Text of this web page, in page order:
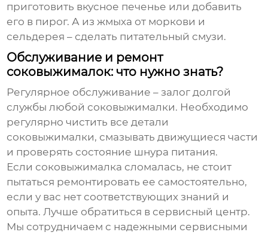
приготовить вкусное печенье или добавить
его в пирог. А из жмыха от моркови и
сельдерея – сделать питательный смузи.
Обслуживание и ремонт
соковыжималок: что нужно знать?
Регулярное обслуживание – залог долгой
службы любой соковыжималки. Необходимо
регулярно чистить все детали
соковыжималки, смазывать движущиеся части
и проверять состояние шнура питания.
Если соковыжималка сломалась, не стоит
пытаться ремонтировать ее самостоятельно,
если у вас нет соответствующих знаний и
опыта. Лучше обратиться в сервисный центр.
Мы сотрудничаем с надежными сервисными